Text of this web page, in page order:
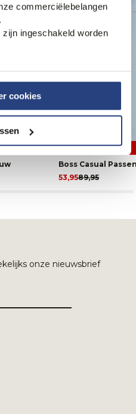
commerciëlebelangen
ingeschakeld worden
cookies
40% korting
Boss Casual
89,95
53,95
onze nieuwsbrief